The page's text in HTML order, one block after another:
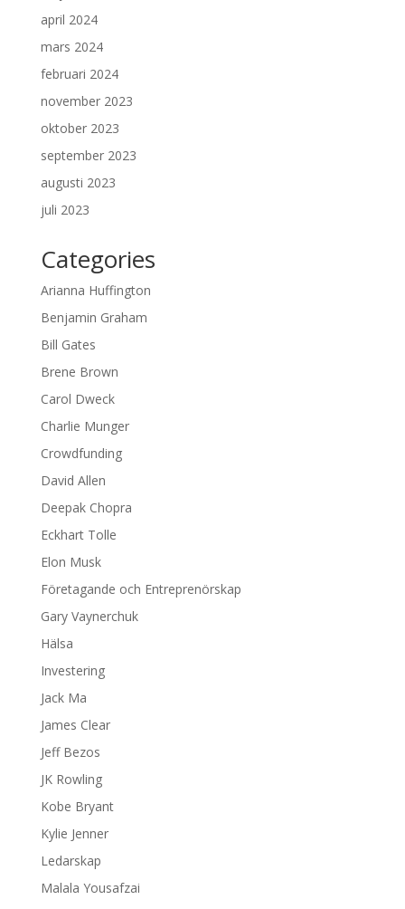
april 2024
mars 2024
februari 2024
november 2023
oktober 2023
september 2023
augusti 2023
juli 2023
Categories
Arianna Huffington
Benjamin Graham
Bill Gates
Brene Brown
Carol Dweck
Charlie Munger
Crowdfunding
David Allen
Deepak Chopra
Eckhart Tolle
Elon Musk
Företagande och Entreprenörskap
Gary Vaynerchuk
Hälsa
Investering
Jack Ma
James Clear
Jeff Bezos
JK Rowling
Kobe Bryant
Kylie Jenner
Ledarskap
Malala Yousafzai